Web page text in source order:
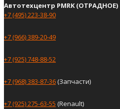
Автотехцентр PMRK (ОТРАДНОЕ)
+7 (495) 223-38-90
+7 (966) 389-20-49
+7 (925) 748-88-52
+7 (968) 383-87-36(Запчасти)
+7 (925) 275-63-55 (Renault)